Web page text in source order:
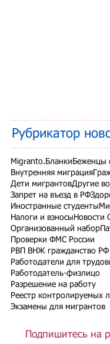
Рубрикатор
Migranto.Бланки Беженцы
Внутренняя миграция
Дети мигрантовДругие
Запрет на въезд в РФ
Иностранные студенты
Налоги и взносы Новости
Организованный набор
Проверки ФМС России
РВП ВНЖ гражданство РФ
Работодатели для
Работодатель-физлицо
Разрешение на работу
Реестр контролируемых
Экзамены для мигрантов
Подпишитесь на